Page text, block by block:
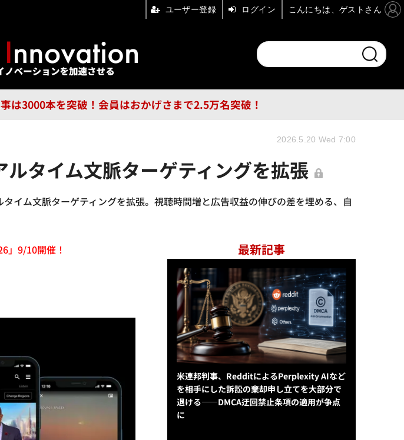
3000本を突破！会員はおかげさまで2.5万名突破！
業 特集 ブランドチャンネル
フォーエム その他
タイム文脈ターゲティングを拡張
ム文脈ターゲティングを拡張。視聴時間増と広告収益の伸びの差を埋める、自
2026.5.20 Wed 7:00
」9/10開催！ 最新記事
米連邦判事、RedditによるPerplexity AIなど
を相手にした訴訟の棄却申し立てを大部分で
退ける——DMCA迂回禁止条項の適用が争点
に
ユーザー登録 ログイン こんにちは、ゲストさん